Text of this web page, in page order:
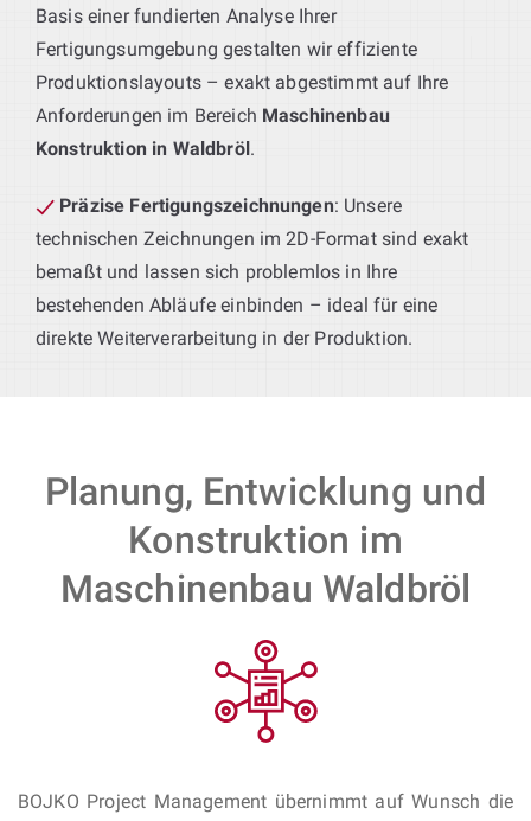
Basis einer fundierten Analyse Ihrer
Fertigungsumgebung gestalten wir effiziente
Produktionslayouts – exakt abgestimmt auf Ihre
Anforderungen im Bereich Maschinenbau
Konstruktion in Waldbröl.
Präzise Fertigungszeichnungen: Unsere
technischen Zeichnungen im 2D-Format sind exakt
bemaßt und lassen sich problemlos in Ihre
bestehenden Abläufe einbinden – ideal für eine
direkte Weiterverarbeitung in der Produktion.
Planung, Entwicklung und
Konstruktion im
Maschinenbau Waldbröl
BOJKO Project Management übernimmt auf Wunsch die